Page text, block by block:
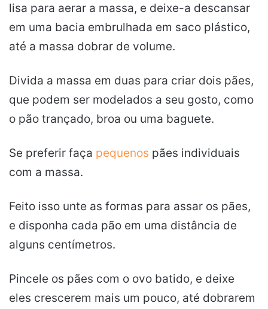
lisa para aerar a massa, e deixe-a descansar
em uma bacia embrulhada em saco plástico,
até a massa dobrar de volume.
Divida a massa em duas para criar dois pães,
que podem ser modelados a seu gosto, como
o pão trançado, broa ou uma baguete.
Se preferir faça pequenos pães individuais
com a massa.
Feito isso unte as formas para assar os pães,
e disponha cada pão em uma distância de
alguns centímetros.
Pincele os pães com o ovo batido, e deixe
eles crescerem mais um pouco, até dobrarem